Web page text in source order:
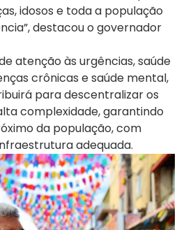
idosos e toda a população
destacou o governador
atenção às urgências, saúde
crônicas e saúde mental,
para descentralizar os
complexidade, garantindo
da população, com
adequada.